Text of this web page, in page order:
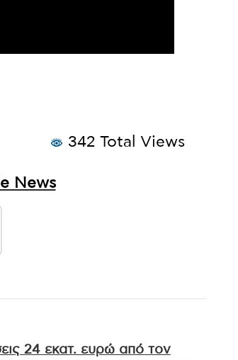
342 Total Views
News
24 εκατ. ευρώ από τον